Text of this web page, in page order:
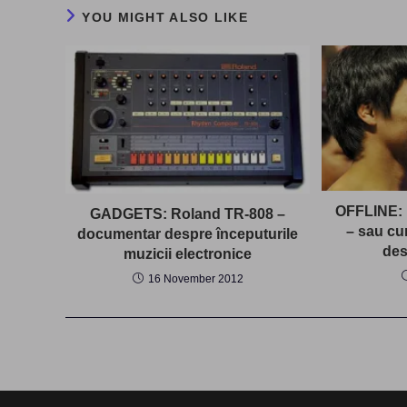
YOU MIGHT ALSO LIKE
GADGETS: Roland TR-808 –
documentar despre începuturile
muzicii electronice
16 November 2012
– sau